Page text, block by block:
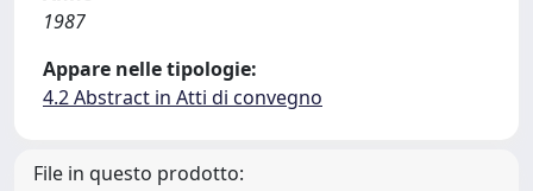
1987
Appare nelle tipologie:
4.2 Abstract in Atti di convegno
File in questo prodotto: